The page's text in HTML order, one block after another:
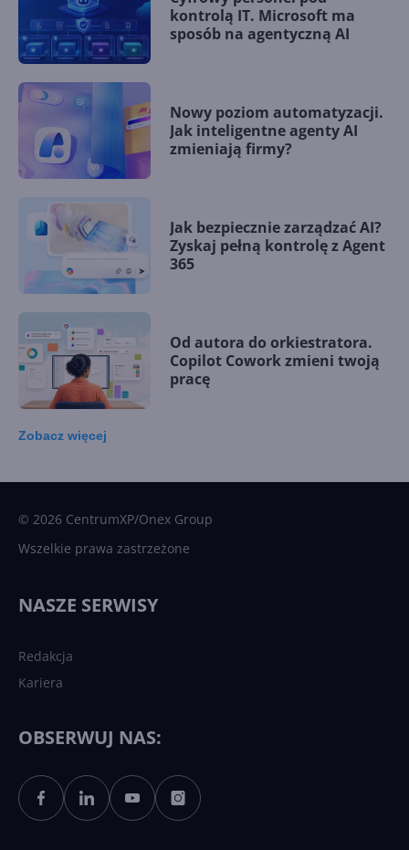
kontrolą IT. Microsoft ma
sposób na agentyczną AI
Nowy poziom automatyzacji.
Jak inteligentne agenty AI
zmieniają firmy?
Jak bezpiecznie zarządzać AI?
Zyskaj pełną kontrolę z Agent
365
Od autora do orkiestratora.
Copilot Cowork zmieni twoją
pracę
Sztuczna inteligencja po
polsku. Dość barier
Zobacz więcej
© 2026 CentrumXP/Onex Group
Wszelkie prawa zastrzeżone
NASZE SERWISY
Redakcja
Kariera
OBSERWUJ NAS: